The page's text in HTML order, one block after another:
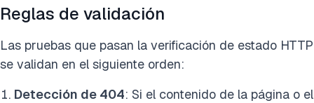
Reglas de validación
Las pruebas que pasan la verificación de estado HTTP
se validan en el siguiente orden:
Detección de 404: Si el contenido de la página o el